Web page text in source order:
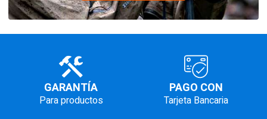
GARANTÍA
Para productos
PAGO CON
Tarjeta Bancaria